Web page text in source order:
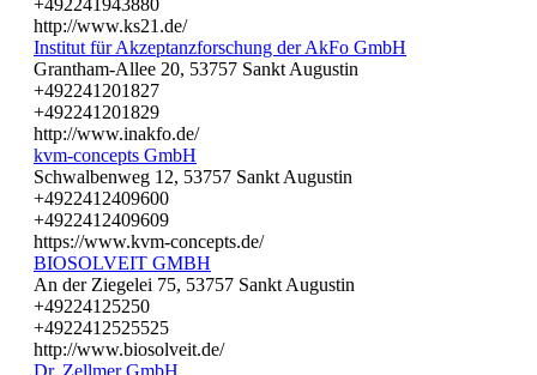
http://www.ks21.de/
Institut für Akzeptanzforschung der AkFo GmbH
Grantham-Allee 20, 53757 Sankt Augustin
+492241201827
+492241201829
http://www.inakfo.de/
kvm-concepts GmbH
Schwalbenweg 12, 53757 Sankt Augustin
+4922412409600
+4922412409609
https://www.kvm-concepts.de/
BIOSOLVEIT GMBH
An der Ziegelei 75, 53757 Sankt Augustin
+49224125250
+4922412525525
http://www.biosolveit.de/
Dr. Zellmer GmbH